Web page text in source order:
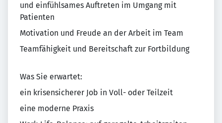
und einfühlsames Auftreten im Umgang mit
Patienten
Motivation und Freude an der Arbeit im Team
Teamfähigkeit und Bereitschaft zur Fortbildung
Was Sie erwartet:
ein krisensicherer Job in Voll- oder Teilzeit
eine moderne Praxis